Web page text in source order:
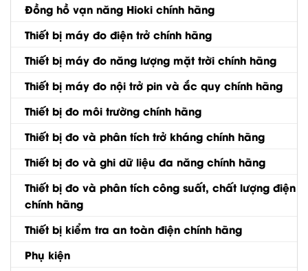
Đồng hồ vạn năng Hioki chính hãng
Thiết bị máy đo điện trở chính hãng
Thiết bị máy đo năng lượng mặt trời chính hãng
Thiết bị máy đo nội trở pin và ắc quy chính hãng
Thiết bị đo môi trường chính hãng
Thiết bị đo và phân tích trở kháng chính hãng
Thiết bị đo và ghi dữ liệu đa năng chính hãng
Thiết bị đo và phân tích công suất, chất lượng điện
chính hãng
Thiết bị kiểm tra an toàn điện chính hãng
Phụ kiện